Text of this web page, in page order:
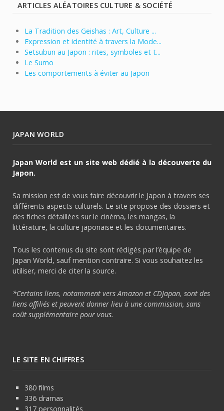
ARTICLES ALÉATOIRES CULTURE & SOCIÉTÉ
La Tradition des Geishas : Art, Culture ...
Expression et identité à travers la Mode...
Setsubun au Japon : rites, symboles et t...
Le Sumo
Les comportements à éviter au Japon
JAPAN WORLD
Japan World est un site web dédié à la découverte du
Japon.
Sa mission est de vous faire découvrir le Japon à travers ses
différents aspects culturels. Le site propose des dossiers et
des fiches détaillées sur le cinéma, les mangas, la
littérature, la culture japonaise et les documentaires.
Tous les contenus du site sont rédigés par l’équipe de
Japan World, sauf mention contraire. Si vous souhaitez les
utiliser, merci de citer la source.
*Certains liens, notamment vers Amazon et CDJapan, sont des
liens affiliés et peuvent donner lieu à une commission, sans
coût supplémentaire pour vous.
LE SITE EN CHIFFRES
380 films
336 dramas
317 personnalités